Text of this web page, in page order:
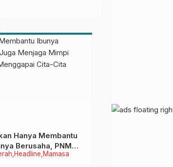
Headline Mamasa
Hanya Membantu
Berusaha, PNM
Menjaga Mimpi